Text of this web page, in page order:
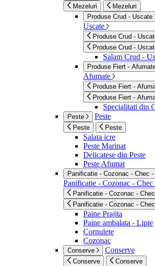
Mezeluri
Mezeluri
Produse Crud - Uscate
Uscate
Produse Crud -
Produse Crud -
Salam Crud -
Produse Fiert -
Afumate
Produse Fiert -
Produse Fiert -
Specialitati din
Peste Peste
Peste Peste
Salata icre
Peste Marinat
Delicatese din Peste
Peste Afumat
Panificatie - Cozonac - Chec -
Panificatie - Cozonac -
Panificatie - Cozonac -
Panificatie - Cozonac -
Paine Prajita
Paine ambalata - Lipie
Cornulete
Cozonac
Conserve Conserve
Conserve Conserve